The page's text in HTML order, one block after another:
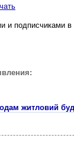
и подписчиками в
житловий